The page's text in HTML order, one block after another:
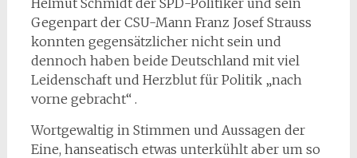
Helmut Schmidt der SPD-Politiker und sein
Gegenpart der CSU-Mann Franz Josef Strauss
konnten gegensätzlicher nicht sein und
dennoch haben beide Deutschland mit viel
Leidenschaft und Herzblut für Politik „nach
vorne gebracht“ .
Wortgewaltig in Stimmen und Aussagen der
Eine, hanseatisch etwas unterkühlt aber um so